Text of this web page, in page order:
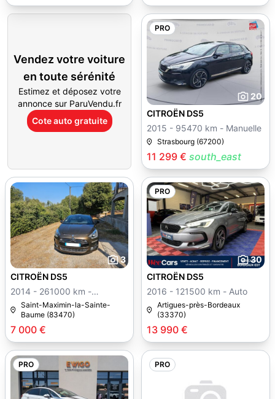
Vendez votre voiture
en toute sérénité
Estimez et déposez votre
annonce sur ParuVendu.fr
Cote auto gratuite
PRO
20
11 299 € south_east
CITROËN DS5
2015 - 95470 km - Manuelle
Strasbourg (67200)
3
7 000 €
CITROËN DS5
2014 - 261000 km -
Manuelle
Saint-Maximin-la-Sainte-
Baume (83470)
PRO
30
13 990 €
CITROËN DS5
2016 - 121500 km - Auto
Artigues-près-Bordeaux
(33370)
PRO PRO